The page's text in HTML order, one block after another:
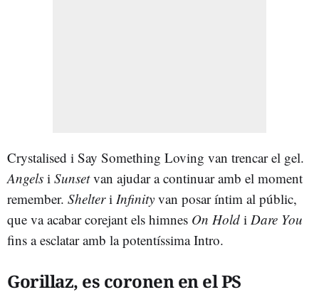
Crystalised i Say Something Loving van trencar el gel.
Angels i Sunsetvan ajudar a continuar amb el moment
remember. Shelteri Infinity van posar íntim al públic,
que va acabar corejant els himnes On Hold i Dare You
fins a esclatar amb la potentíssima Intro.
Gorillaz, es coronen en el PS